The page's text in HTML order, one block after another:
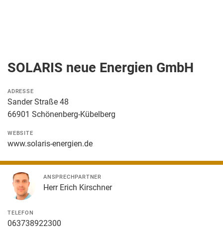
SOLARIS neue Energien GmbH
ADRESSE
Sander Straße 48
66901 Schönenberg-Kübelberg
WEBSITE
www.solaris-energien.de
ANSPRECHPARTNER
Herr Erich Kirschner
TELEFON
063738922300